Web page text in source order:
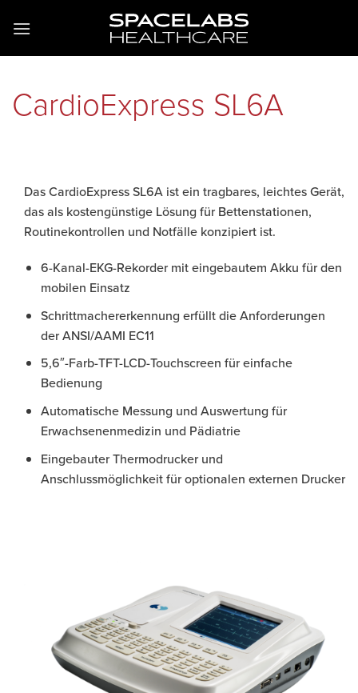
Inhalt
CardioExpress SL6A
Das CardioExpress SL6A ist ein tragbares, leichtes Gerät,
das als kostengünstige Lösung für Bettenstationen,
Routinekontrollen und Notfälle konzipiert ist.
6-Kanal-EKG-Rekorder mit eingebautem Akku für den
mobilen Einsatz
Schrittmachererkennung erfüllt die Anforderungen
der ANSI/AAMI EC11
5,6″-Farb-TFT-LCD-Touchscreen für einfache
Bedienung
Automatische Messung und Auswertung für
Erwachsenenmedizin und Pädiatrie
Eingebauter Thermodrucker und
Anschlussmöglichkeit für optionalen externen Drucker